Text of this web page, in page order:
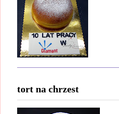
tort na chrzest